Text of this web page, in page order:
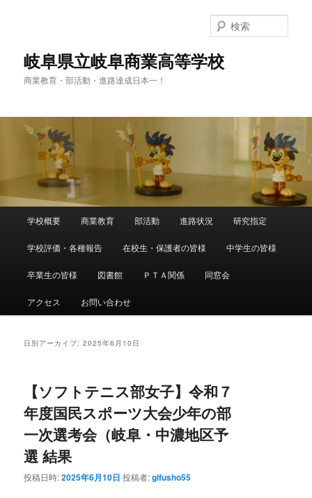
岐阜県立岐阜商業高等学校
商業教育・部活動・進路達成日本一！
索
メ
イ
ン
コ
ン
ン
ツ
へ
サ
ブ
コ
ン
テ
ツ
へ
移
学校概要 商業教育 部活動 進路状況 研究指定
学校評価・各種報告 在校生・保護者の皆様 中学生の皆様
卒業生の皆様 図書館 ＰＴＡ関係 同窓会
アクセス お問い合わせ
日別アーカイブ:2025年6月10日
【ソフトテニス部女子】令和７
年度国民スポーツ大会少年の部
一次選考会（岐阜・中濃地区予
選 結果
投稿日時:2025年6月10日 投稿者:gifusho55